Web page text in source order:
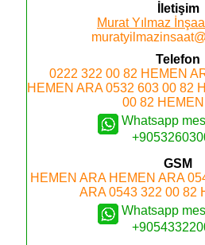
İletişim
Murat Yılmaz
Telefon
0222 322 00 82 HEMEN
HEMEN ARA 0532 603 00 82
00 82
Whatsapp
GSM
HEMEN ARA HEMEN ARA
ARA 0543 322 00 82
Whatsapp